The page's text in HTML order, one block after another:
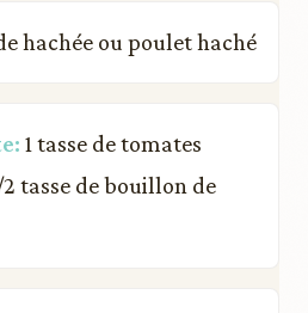
hachée ou poulet haché
1 tasse de tomates
2 tasse de bouillon de